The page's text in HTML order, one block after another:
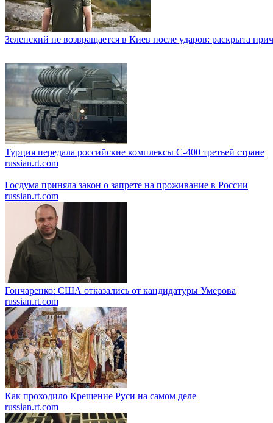
Зеленский не возвращается в Киев после ударов: раскрыта
Турция передала российские комплексы С-400 третьей стране
russian.rt.com
Госдума приняла закон о запрете на проживание в России
russian.rt.com
Гончаренко: США отказались от кандидатуры Умерова
russian.rt.com
Как проходило Крещение Руси на самом деле
russian.rt.com